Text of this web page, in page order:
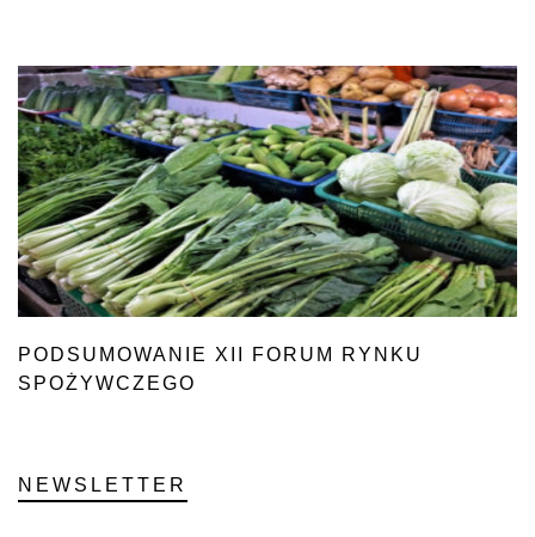
PODSUMOWANIE XII FORUM RYNKU
SPOŻYWCZEGO
NEWSLETTER